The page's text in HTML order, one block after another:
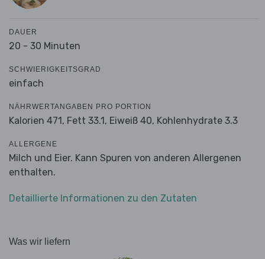
DAUER
20 - 30 Minuten
SCHWIERIGKEITSGRAD
einfach
NÄHRWERTANGABEN PRO PORTION
Kalorien 471, Fett 33.1, Eiweiß 40, Kohlenhydrate 3.3
ALLERGENE
Milch und Eier. Kann Spuren von anderen Allergenen
enthalten.
Detaillierte Informationen zu den Zutaten
Was wir liefern